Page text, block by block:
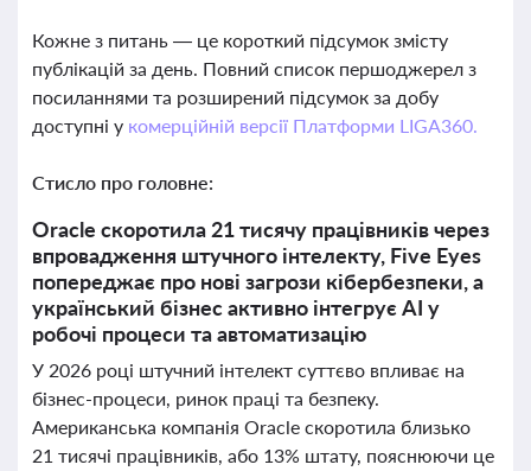
Кожне з питань — це короткий підсумок змісту
публікацій за день. Повний список першоджерел з
посиланнями та розширений підсумок за добу
доступні у комерційній версії Платформи LIGA360.
Стисло про головне:
Oracle скоротила 21 тисячу працівників через
впровадження штучного інтелекту, Five Eyes
попереджає про нові загрози кібербезпеки, а
український бізнес активно інтегрує AI у
робочі процеси та автоматизацію
У 2026 році штучний інтелект суттєво впливає на
бізнес-процеси, ринок праці та безпеку.
Американська компанія Oracle скоротила близько
21 тисячі працівників, або 13% штату, пояснюючи це